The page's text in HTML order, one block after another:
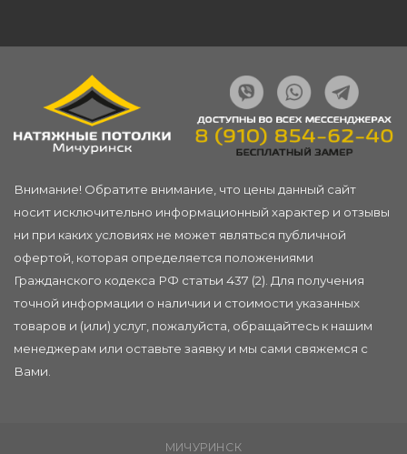
Внимание! Обратите внимание, что цены данный сайт
носит исключительно информационный характер и отзывы
ни при каких условиях не может являться публичной
офертой, которая определяется положениями
Гражданского кодекса РФ статьи 437 (2). Для получения
точной информации о наличии и стоимости указанных
товаров и (или) услуг, пожалуйста, обращайтесь к нашим
менеджерам или оставьте заявку и мы сами свяжемся с
Вами.
МИЧУРИНСК